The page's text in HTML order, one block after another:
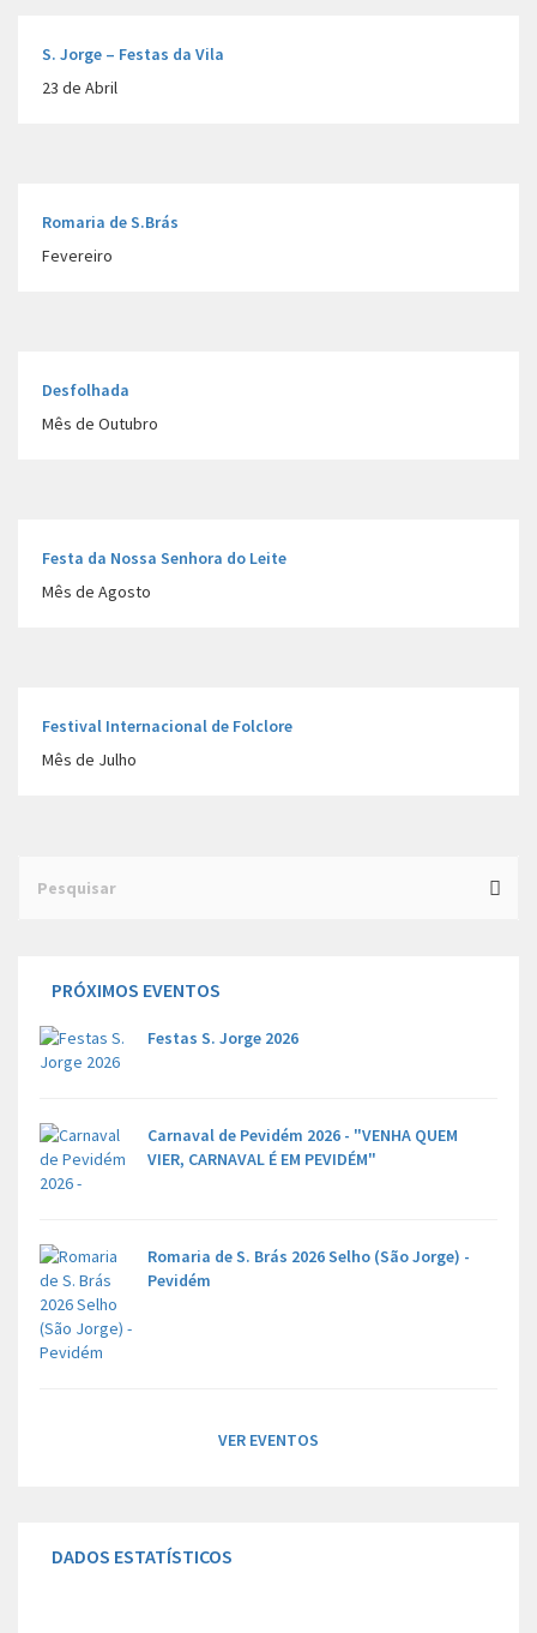
S. Jorge – Festas da Vila
23 de Abril
Romaria de S.Brás
Fevereiro
Desfolhada
Mês de Outubro
Festa da Nossa Senhora do Leite
Mês de Agosto
Festival Internacional de Folclore
Mês de Julho
PRÓXIMOS EVENTOS
Festas S. Jorge 2026
Carnaval de Pevidém 2026 - "VENHA QUEM
VIER, CARNAVAL É EM PEVIDÉM"
Romaria de S. Brás 2026 Selho (São Jorge) -
Pevidém
VER EVENTOS
DADOS ESTATÍSTICOS